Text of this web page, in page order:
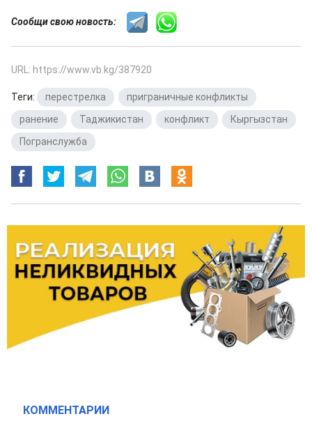
Сообщи свою новость:
URL: https://www.vb.kg/387920
Теги: перестрелка приграничные конфликты
ранение
Таджикистан конфликт Кыргызстан
Погранслужба
КОММЕНТАРИИ